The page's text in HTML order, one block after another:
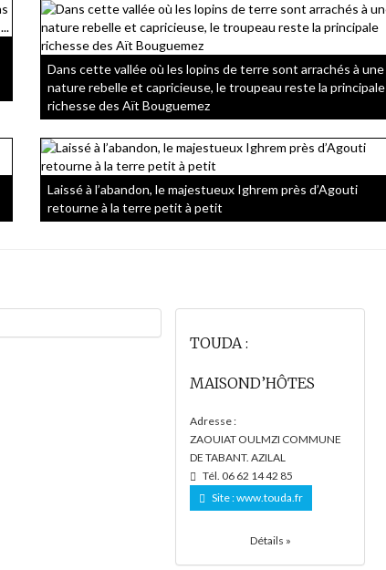
Dans cette vallée où les lopins de terre sont arrachés à une
nature rebelle et capricieuse, le troupeau reste la principale
richesse des Aït Bouguemez
Laissé à l’abandon, le majestueux Ighrem près d’Agouti
retourne à la terre petit à petit
TOUDA :
MAISOND’HÔTES
Adresse :
ZAOUIAT OULMZI COMMUNE
DE TABANT. AZILAL
Tél. 06 62 14 42 85
Site :www.touda.fr
Détails »